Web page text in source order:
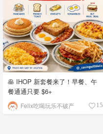
🥞 IHOP 新套餐来了！早餐、午
餐通通只要 $6+
Felix吃喝玩乐不破产 15